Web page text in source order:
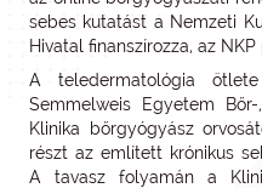
sebes kutatást a Nemzeti
Hivatal finanszírozza, az
A teledermatológia
Semmelweis Egyetem
Klinika bőrgyógyász
részt az említett krónikus
A tavasz folyamán a